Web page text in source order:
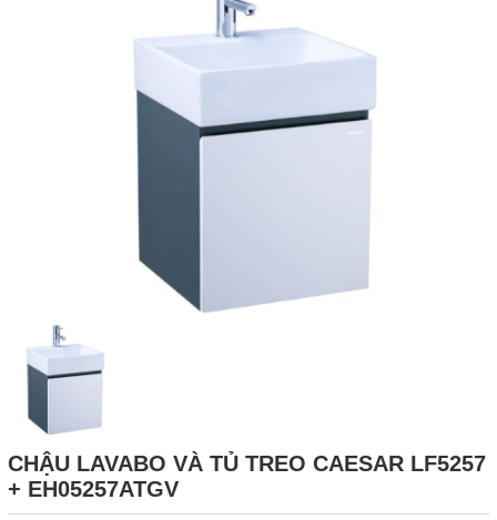
CHẬU LAVABO VÀ TỦ TREO CAESAR LF5257
+ EH05257ATGV